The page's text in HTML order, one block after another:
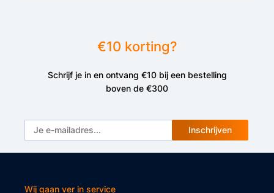
€10 korting?
Schrijf je in en ontvang €10 bij een bestelling
boven de €300
Inschrijven
Wij gaan ver in service